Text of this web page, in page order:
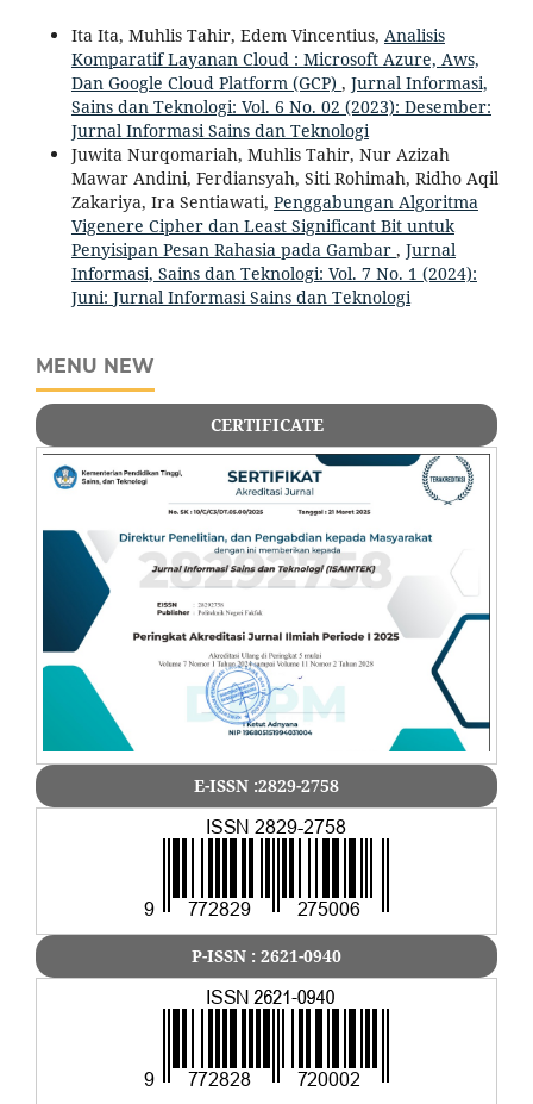
Ita Ita, Muhlis Tahir, Edem Vincentius, Analisis
Komparatif Layanan Cloud : Microsoft Azure, Aws,
Dan Google Cloud Platform (GCP) , Jurnal Informasi,
Sains dan Teknologi: Vol. 6 No. 02 (2023): Desember:
Jurnal Informasi Sains dan Teknologi
Juwita Nurqomariah, Muhlis Tahir, Nur Azizah
Mawar Andini, Ferdiansyah, Siti Rohimah, Ridho Aqil
Zakariya, Ira Sentiawati, Penggabungan Algoritma
Vigenere Cipher dan Least Significant Bit untuk
Penyisipan Pesan Rahasia pada Gambar , Jurnal
Informasi, Sains dan Teknologi: Vol. 7 No. 1 (2024):
Juni: Jurnal Informasi Sains dan Teknologi
MENU NEW
CERTIFICATE
E-ISSN :2829-2758
P-ISSN : 2621-0940